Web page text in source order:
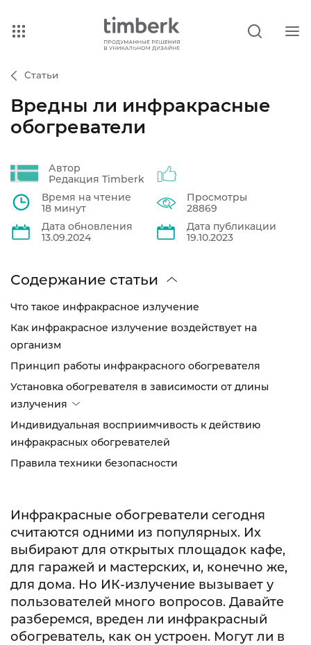
Статьи
Вредны ли инфракрасные
обогреватели
Автор
Редакция Timberk
Время на чтение
18 минут
Просмотры
28869
Дата обновления
13.09.2024
Дата публикации
19.10.2023
Содержание статьи
Что такое инфракрасное излучение
Как инфракрасное излучение воздействует на
организм
Принцип работы инфракрасного обогревателя
Установка обогревателя в зависимости от длины
излучения
Индивидуальная восприимчивость к действию
инфракрасных обогревателей
Правила техники безопасности
Инфракрасные обогреватели сегодня
считаются одними из популярных. Их
выбирают для открытых площадок кафе,
для гаражей и мастерских, и, конечно же,
для дома. Но ИК-излучение вызывает у
пользователей много вопросов. Давайте
разберемся, вреден ли инфракрасный
обогреватель, как он устроен. Могут ли в